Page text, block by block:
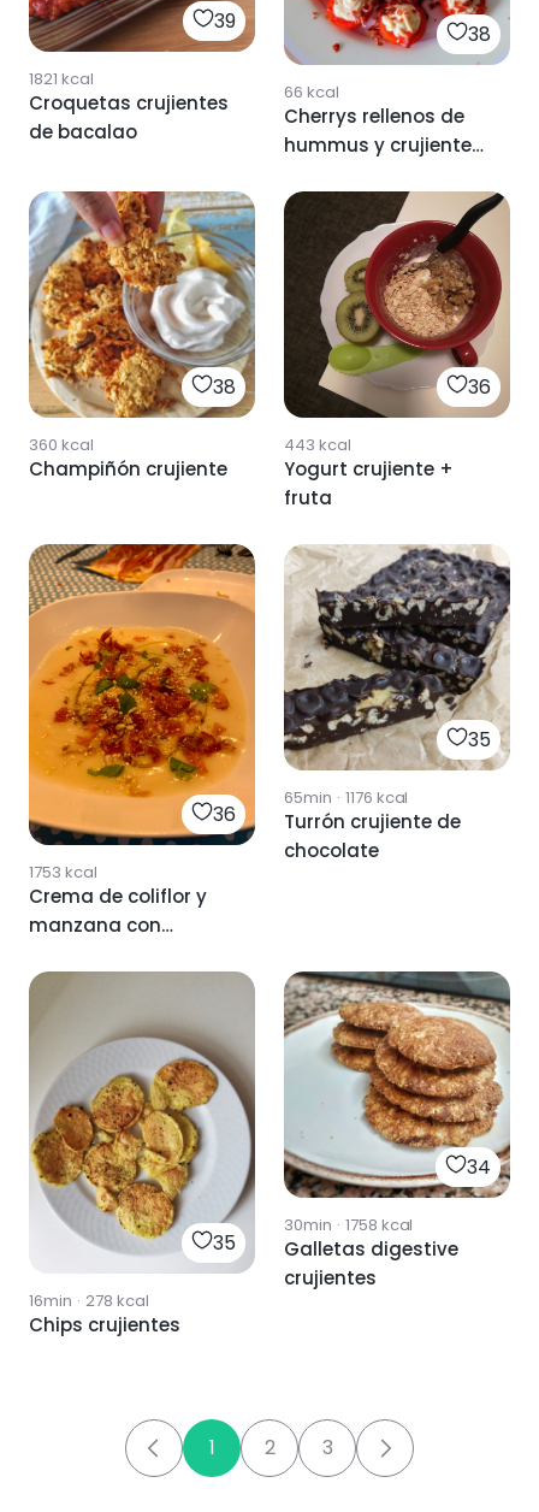
39
1821 kcal
Croquetas crujientes
de bacalao
38
66 kcal
Cherrys rellenos de
hummus y crujiente
38
360 kcal
Champiñón crujiente
36
443 kcal
Yogurt crujiente +
fruta
36
1753 kcal
Crema de coliflor y
manzana con
35
65min · 1176 kcal
Turrón crujiente de
chocolate
35
16min · 278 kcal
Chips crujientes
34
30min · 1758 kcal
Galletas digestive
crujientes
1 2 3